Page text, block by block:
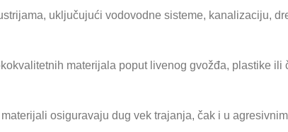
uključujući vodovodne sisteme, kanalizaciju,
materijala poput livenog gvožđa, plastike ili
osiguravaju dug vek trajanja, čak i u